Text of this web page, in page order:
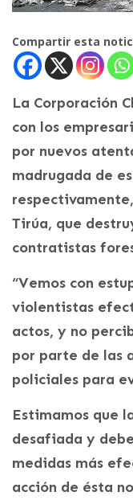
Compartir esta
La Corporación
con los
por nuevos
madrugada de
Tirúa, que
contratistas
“Vemos con
violentistas
actos, y no
por parte de las
policiales para
Estimamos que
desafiada y
medidas más
acción de ésta